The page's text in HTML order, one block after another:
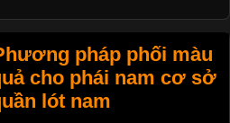
pháp phối màu
cho phái nam cơ sở
lót nam